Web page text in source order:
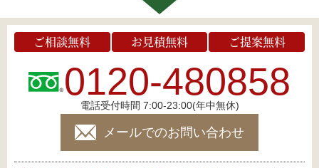
ご相談無料 お見積無料 ご提案無料
0120-480858
電話受付時間 7:00-23:00(年中無休)
メールでのお問い合わせ